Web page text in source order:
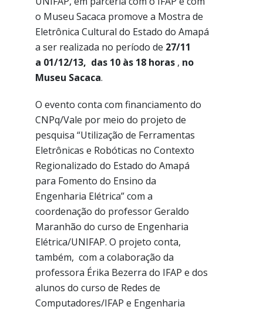
o Museu Sacaca promove a Mostra de
Eletrônica Cultural do Estado do Amapá
a ser realizada no período de 27/11
a 01/12/13, das 10 às 18 horas , no
Museu Sacaca.
O evento conta com financiamento do
CNPq/Vale por meio do projeto de
pesquisa “Utilização de Ferramentas
Eletrônicas e Robóticas no Contexto
Regionalizado do Estado do Amapá
para Fomento do Ensino da
Engenharia Elétrica” com a
coordenação do professor Geraldo
Maranhão do curso de Engenharia
Elétrica/UNIFAP. O projeto conta,
também, com a colaboração da
professora Érika Bezerra do IFAP e dos
alunos do curso de Redes de
Computadores/IFAP e Engenharia